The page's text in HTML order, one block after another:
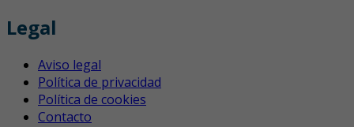
Legal
Aviso legal
Política de privacidad
Política de cookies
Contacto